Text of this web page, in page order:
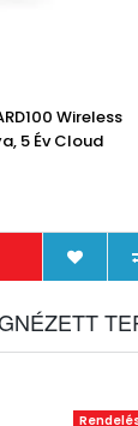
Wireless
5 Év Cloud